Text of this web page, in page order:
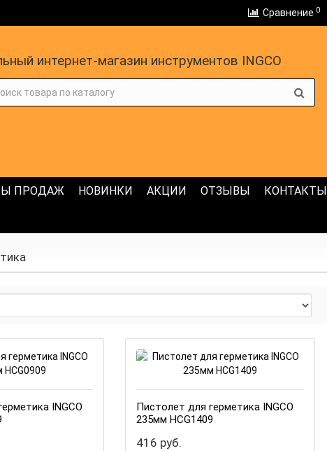
Сравнение 0
интернет-магазин инструментов INGCO
ПРОДАЖ НОВИНКИ АКЦИИ ОТЗЫВЫ КОНТАКТЫ
INGCO
Пистолет для герметика INGCO
235мм HCG1409
416 руб.